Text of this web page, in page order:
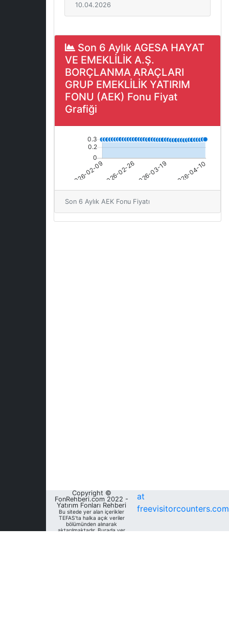
10.04.2026
Son 6 Aylık AGESA HAYAT
VE EMEKLİLİK A.Ş.
BORÇLANMA ARAÇLARI
GRUP EMEKLİLİK YATIRIM
FONU (AEK) Fonu Fiyat
Grafiği
Son 6 Aylık AEK Fonu Fiyatı
Copyright ©
FonRehberi.com 2022 -
Yatırım Fonları Rehberi
Bu sitede yer alan içerikler
TEFAS'ta halka açık veriler
bölümünden alınarak
aktarılmaktadır. Burada yer
at
freevisitorcounters.com